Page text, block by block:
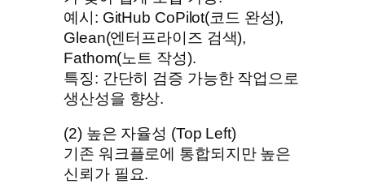
예시: GitHub CoPilot(코드 완성),
Glean(엔터프라이즈 검색),
Fathom(노트 작성).
특징: 간단히 검증 가능한 작업으로
생산성을 향상.
(2) 높은 자율성 (Top Left)
기존 워크플로에 통합되지만 높은
신뢰가 필요.